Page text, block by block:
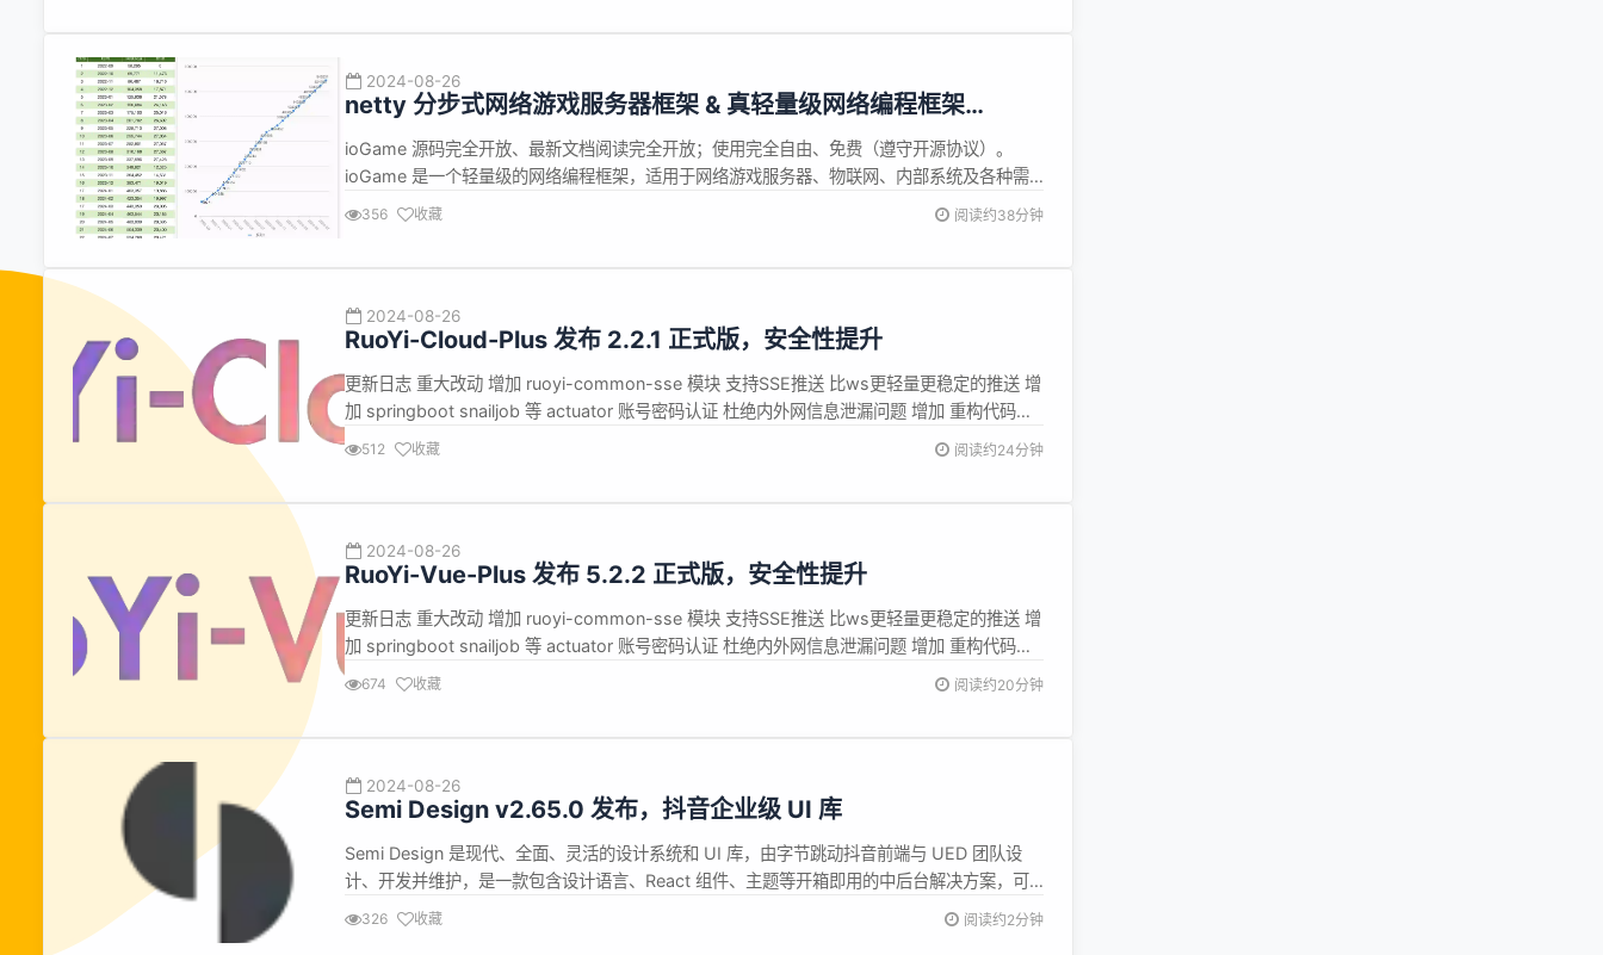
2024-08-26
netty 分步式网络游戏服务器框架 & 真轻量级网络编程框架
ioGame 21.15
ioGame 源码完全开放、最新文档阅读完全开放；使用完全自由、免费（遵守开源协议）。
ioGame 是一个轻量级的网络编程框架，适用于网络游戏服务器、物联网、内部系统及各种需
要长连接的场景。 文档与日志 ioGame javadoc api 框架版本更新日志 (yuque.com) ioGame
356 收藏 阅读约38分钟
2024-08-26
RuoYi-Cloud-Plus 发布 2.2.1 正式版，安全性提升
更新日志 重大改动 增加 ruoyi-common-sse 模块 支持SSE推送 比ws更轻量更稳定的推送 增
加 springboot snailjob 等 actuator 账号密码认证 杜绝内外网信息泄漏问题 增加 重构代码生
成器 集成anyline开源框架 支持400+种数据库适配 依赖升级 update springboot 3.2.6 =&gt;
512 收藏 阅读约24分钟
2024-08-26
RuoYi-Vue-Plus 发布 5.2.2 正式版，安全性提升
更新日志 重大改动 增加 ruoyi-common-sse 模块 支持SSE推送 比ws更轻量更稳定的推送 增
加 springboot snailjob 等 actuator 账号密码认证 杜绝内外网信息泄漏问题 增加 重构代码生
成器 集成anyline开源框架 支持400+种数据库适配 依赖升级 update springboot 3.2.6 =&gt;
674 收藏 阅读约20分钟
2024-08-26
Semi Design v2.65.0 发布，抖音企业级 UI 库
Semi Design 是现代、全面、灵活的设计系统和 UI 库，由字节跳动抖音前端与 UED 团队设
计、开发并维护，是一款包含设计语言、React 组件、主题等开箱即用的中后台解决方案，可
用于快速搭建美观的 React 应用。 Semi Design v2.65.0 现已发布，此版本带来如下更新内
326 收藏 阅读约2分钟